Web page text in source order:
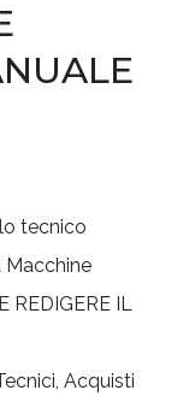
tecnico
Macchine
Acquisti